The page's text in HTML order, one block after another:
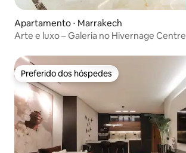
Apartamento ⋅ Marrakech
Arte e luxo – Galeria no Hivernage Centre
Preferido dos hóspedes
Preferido dos hóspedes